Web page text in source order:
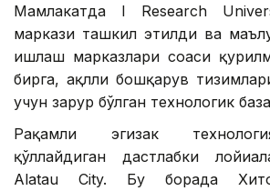
Мамлакатда I Research
маркази ташкил этилди ва
ишлаш марказлари соҳаси
бирга, ақлли бошқарув
учун зарур бўлган технологик
Рақамли эгизак
қўллайдиган дастлабки
Alatau City. Бу борада